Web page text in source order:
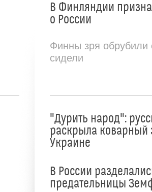
В Финляндии
о России
Финны зря обрубили
сидели
"Дурить народ":
раскрыла коварный
Украине
В России
предательницы